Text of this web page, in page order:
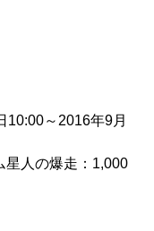
～2016年9月
星人の爆走：1,000